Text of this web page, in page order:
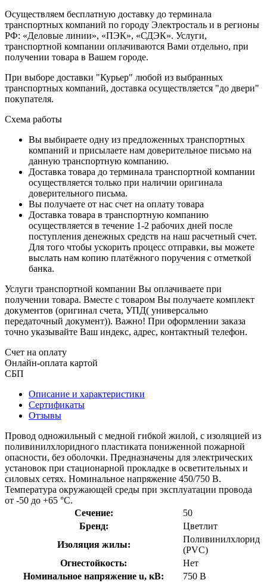
Осуществляем бесплатную доставку до терминала
транспортных компаний по городу Электросталь и в регионы
РФ: «Деловые линии», «ПЭК», «СДЭК». Услуги,
транспортной компании оплачиваются Вами отдельно, при
получении товара в Вашем городе.
При выборе доставки "Курьер" любой из выбранных
транспортных компаний, доставка осуществляется "до двери"
покупателя.
Схема работы
Вы выбираете одну из предложенных транспортных
компаний и присылаете нам доверительное письмо на
данную транспортную компанию.
Доставка товара до терминала транспортной компании
осуществляется только при наличии оригинала
доверительного письма.
Вы получаете от нас счет на оплату товара
Доставка товара в транспортную компанию
осуществляется в течение 1-2 рабочих дней после
поступления денежных средств на наш расчетный счет.
Для того чтобы ускорить процесс отправки, вы можете
выслать нам копию платёжного поручения с отметкой
банка.
Услуги транспортной компании Вы оплачиваете при
получении товара. Вместе с товаром Вы получаете комплект
документов (оригинал счета, УПД( универсально
передаточный документ)). Важно! При оформлении заказа
точно указывайте Ваш индекс, адрес, контактный телефон.
Счет на оплату
Онлайн-оплата картой
СБП
Описание и характеристики
Сертификаты
Отзывы
Провод одножильный с медной гибкой жилой, с изоляцией из
поливинилхлоридного пластиката пониженной пожарной
опасности, без оболочки. Предназначены для электрических
установок при стационарной прокладке в осветительных и
силовых сетях. Номинальное напряжение 450/750 В.
Температура окружающей среды при эксплуатации провода
от -50 до +65 °C.
Сечение:
50
Бренд:
Цветлит
Изоляция жилы:
Поливинилхлорид
(PVC)
Огнестойкость:
Нет
Номинальное напряжение u, кВ:
750 В